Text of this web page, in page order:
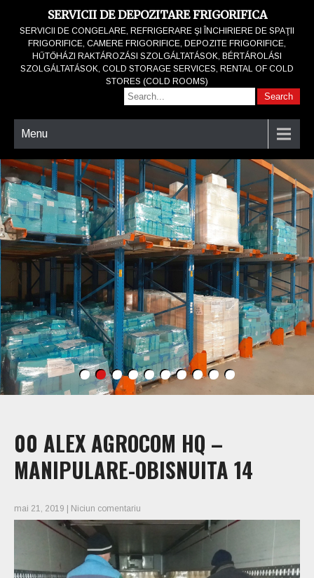
SERVICII DE DEPOZITARE FRIGORIFICA
SERVICII DE CONGELARE, REFRIGERARE ŞI ÎNCHIRIERE DE SPAŢII
FRIGORIFICE, CAMERE FRIGORIFICE, DEPOZITE FRIGORIFICE,
HŰTŐHÁZI RAKTÁROZÁSI SZOLGÁLTATÁSOK, BÉRTÁROLÁSI
SZOLGÁLTATÁSOK, COLD STORAGE SERVICES, RENTAL OF COLD
STORES (COLD ROOMS)
Menu
00 ALEX AGROCOM HQ –
MANIPULARE-OBISNUITA 14
mai 21, 2019 Niciun comentariu